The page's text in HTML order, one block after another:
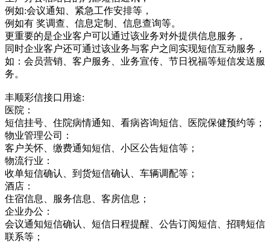
例如:会议通知、紧急工作安排等，
例如有 奖调查、信息定制、信息查询等。
更重要的是企业客户可以通过该业务对外提供信息服务，
同时企业客户还可通过该业务与客户之间实现短信互动服务，
如：会员营销、客户服务、业务宣传、节日祝福等短信发送服
务。
丰顺彩信接口用途:
医院：
短信挂号、住院病情通知、看病咨询短信、医院保健预约等；
物业管理公司：
客户关怀、缴费通知短信、小区公告短信等；
物流行业：
收单短信确认、到货短信确认、车辆调配等；
酒店：
住宿信息、服务信息、客房信息；
企业办公：
会议通知短信确认、短信日程提醒、公告订阅短信、招聘短信
联系等；